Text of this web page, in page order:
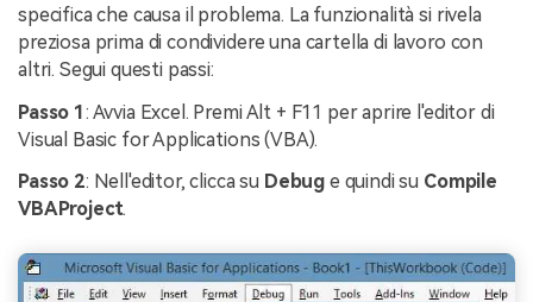
specifica che causa il problema. La funzionalità si rivela
preziosa prima di condividere una cartella di lavoro con
altri. Segui questi passi:
Passo 1: Avvia Excel. Premi Alt + F11 per aprire l'editor di
Visual Basic for Applications (VBA).
Passo 2: Nell'editor, clicca su Debug e quindi su Compile
VBAProject.